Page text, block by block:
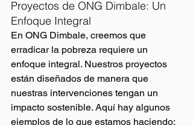
Proyectos de ONG Dimbale: Un
Enfoque Integral
En ONG Dimbale, creemos que
erradicar la pobreza requiere un
enfoque integral. Nuestros proyectos
están diseñados de manera que
nuestras intervenciones tengan un
impacto sostenible. Aquí hay algunos
ejemplos de lo que estamos haciendo: